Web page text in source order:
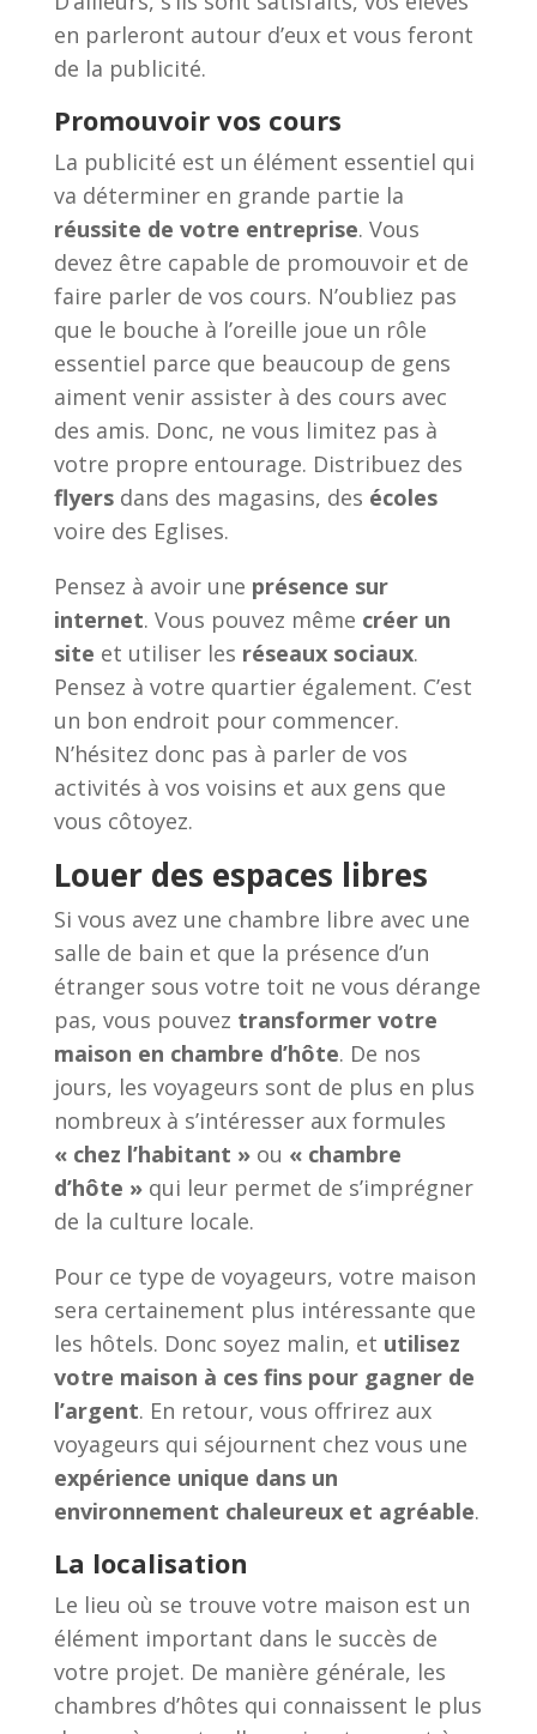
en parleront autour d’eux et vous feront
de la publicité.
Promouvoir vos cours
La publicité est un élément essentiel qui
va déterminer en grande partie la
réussite de votre entreprise. Vous
devez être capable de promouvoir et de
faire parler de vos cours. N’oubliez pas
que le bouche à l’oreille joue un rôle
essentiel parce que beaucoup de gens
aiment venir assister à des cours avec
des amis. Donc, ne vous limitez pas à
votre propre entourage. Distribuez des
flyersdans des magasins, des écoles
voire des Eglises.
Pensez à avoir une présence sur
internet. Vous pouvez même créer un
site et utiliser les réseaux sociaux.
Pensez à votre quartier également. C’est
un bon endroit pour commencer.
N’hésitez donc pas à parler de vos
activités à vos voisins et aux gens que
vous côtoyez.
Louer des espaces libres
Si vous avez une chambre libre avec une
salle de bain et que la présence d’un
étranger sous votre toit ne vous dérange
pas, vous pouvez transformer votre
maison en chambre d’hôte. De nos
jours, les voyageurs sont de plus en plus
nombreux à s’intéresser aux formules
« chez l’habitant »ou « chambre
d’hôte »qui leur permet de s’imprégner
de la culture locale.
Pour ce type de voyageurs, votre maison
sera certainement plus intéressante que
les hôtels. Donc soyez malin, et utilisez
votre maison à ces fins pour gagner de
l’argent. En retour, vous offrirez aux
voyageurs qui séjournent chez vous une
expérience unique dans un
environnement chaleureux et agréable.
La localisation
Le lieu où se trouve votre maison est un
élément important dans le succès de
votre projet. De manière générale, les
chambres d’hôtes qui connaissent le plus